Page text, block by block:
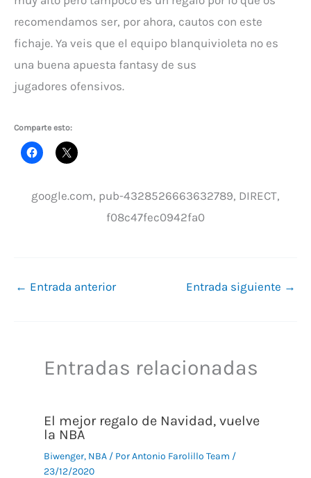
recomendamos ser, por ahora, cautos con este
fichaje. Ya veis que el equipo blanquivioleta no es
una buena apuesta fantasy de sus
jugadores ofensivos.
Comparte esto:
google.com, pub-4328526663632789, DIRECT,
f08c47fec0942fa0
← Entrada anterior Entrada siguiente →
Entradas relacionadas
El mejor regalo de Navidad, vuelve
la NBA
Biwenger, NBA/ PorAntonio Farolillo Team /
23/12/2020